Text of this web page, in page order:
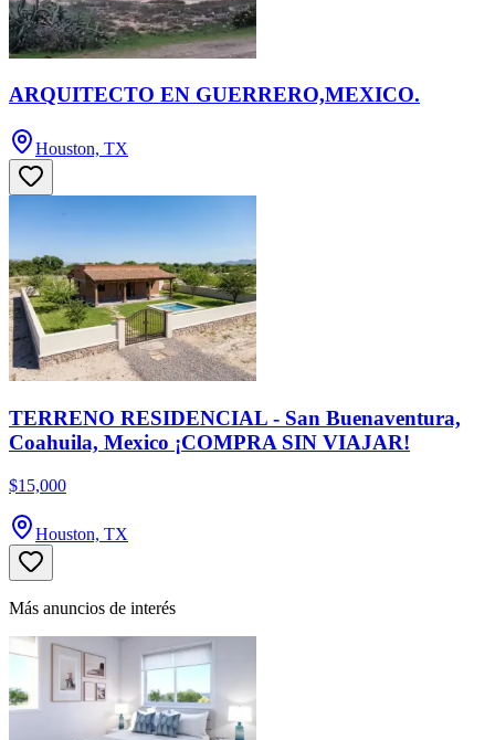
ARQUITECTO EN GUERRERO,MEXICO.
Houston, TX
TERRENO RESIDENCIAL - San Buenaventura,
Coahuila, Mexico ¡COMPRA SIN VIAJAR!
$15,000
Houston, TX
Más anuncios de interés